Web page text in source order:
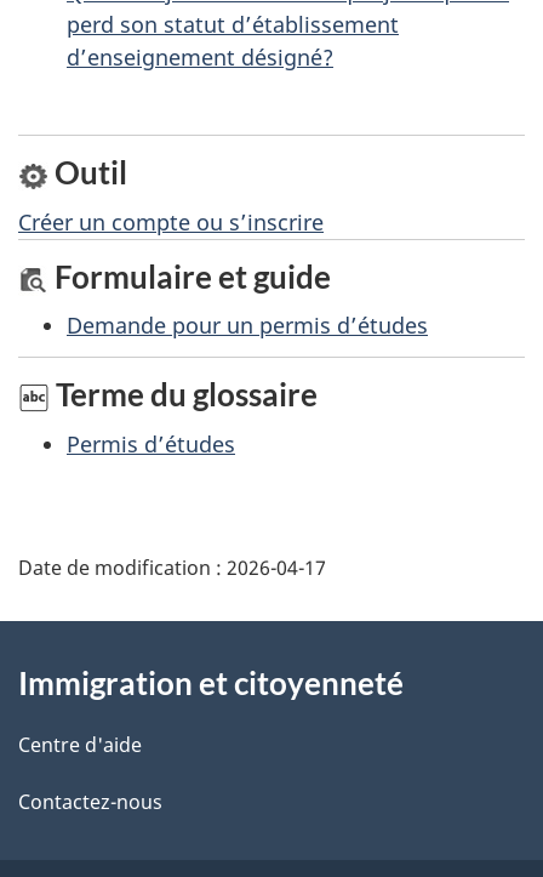
s
u
c
e
t
t
e
p
a
g
e
perd son statut d’établissement
d’enseignement désigné?
Outil
Créer un compte ou s’inscrire
Formulaire et guide
Demande pour un permis d’études
Terme du glossaire
Permis d’études
Date de modification : 2026-04-17
propos
de
ce
Immigration et citoyenneté
Centre d'aide
Contactez-nous